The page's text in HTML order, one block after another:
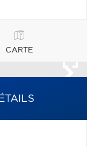
CARTE